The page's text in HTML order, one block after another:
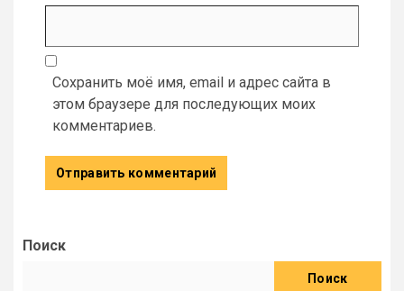
Сохранить моё имя, email и адрес сайта в
этом браузере для последующих моих
комментариев.
Поиск
Поиск